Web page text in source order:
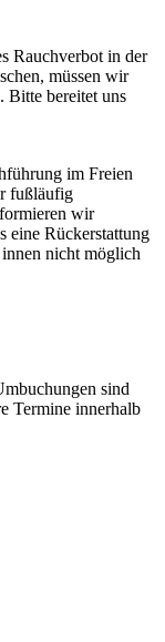
Rauchverbot in der
müssen wir
Bitte bereitet uns
im Freien
fußläufig
wir
eine Rückerstattung
nicht möglich
sind
Termine innerhalb